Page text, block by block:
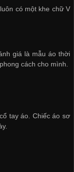
có một khe chữ V
giá là mẫu áo thời
cách cho mình.
tay áo. Chiếc áo sơ